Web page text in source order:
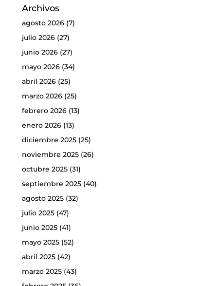
Archivos
agosto 2026(7)
julio 2026(27)
junio 2026(27)
mayo 2026(34)
abril 2026(25)
marzo 2026(25)
febrero 2026(13)
enero 2026(13)
diciembre 2025(25)
noviembre 2025(26)
octubre 2025(31)
septiembre 2025(40)
agosto 2025(32)
julio 2025(47)
junio 2025(41)
mayo 2025(52)
abril 2025(42)
marzo 2025(43)